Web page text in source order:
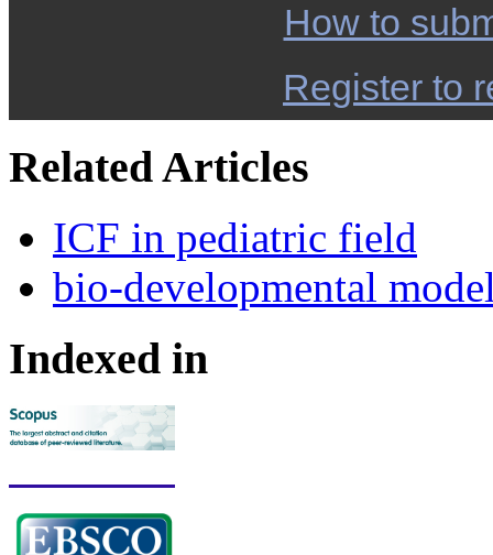
How to
Register to
Related Articles
ICF in pediatric field
bio-developmental
Indexed in